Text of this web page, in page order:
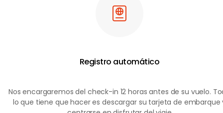
una solaRegistro automático
Nos encargaremos del check-in 12 horas antes de su vuelo.
lo que tiene que hacer es descargar su tarjeta de embarque